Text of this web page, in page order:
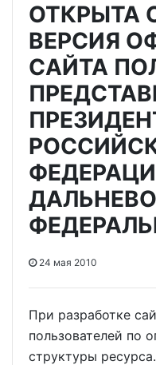
ОТКРЫТА
ВЕРСИЯ
САЙТА
24 мая 2010
При разработке
пользователей по
структуры